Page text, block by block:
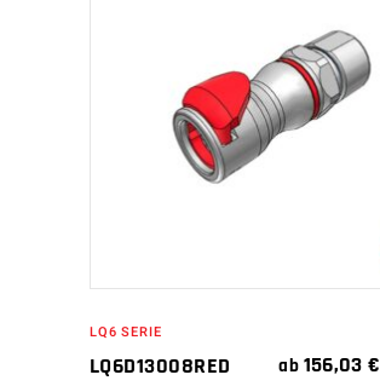
IN DEN WARENKORB
LQ6 SERIE
LQ6D13008RED ab 156,03€